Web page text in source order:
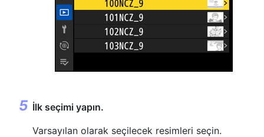
İlk seçimi yapın.
Varsayılan olarak seçilecek resimleri seçin.